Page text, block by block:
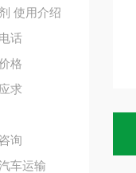
使用介绍
话
格
求
询
车运输